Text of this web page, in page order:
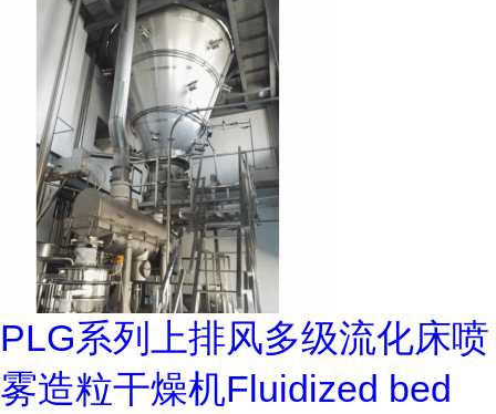
PLG系列上排风多级流化床喷
雾造粒干燥机Fluidized bed